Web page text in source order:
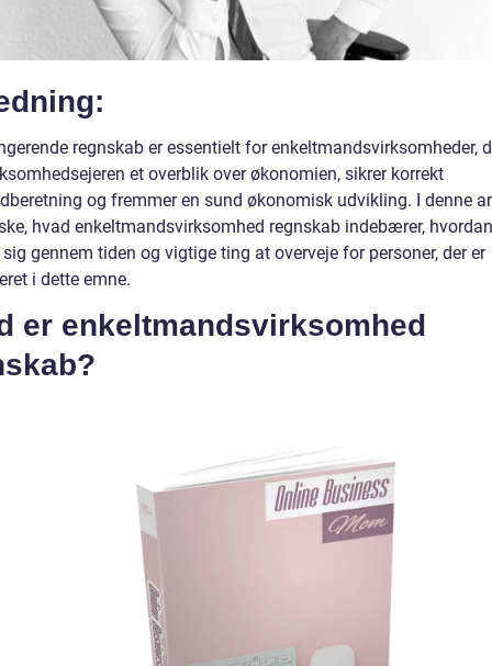
regnskab er essentielt for enkeltmandsvirksomheder,
et overblik over økonomien, sikrer korrekt
og fremmer en sund økonomisk udvikling. I denne
hvad enkeltmandsvirksomhed regnskab indebærer,
gennem tiden og vigtige ting at overveje for personer, der er
i dette emne.
er enkeltmandsvirksomhed